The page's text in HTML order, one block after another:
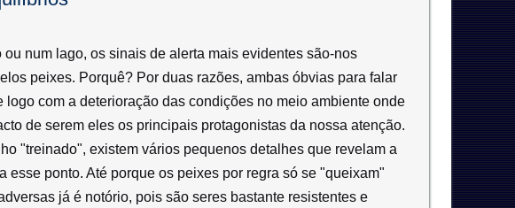
num lago, os sinais de alerta mais evidentes são-nos
peixes. Porquê? Por duas razões, ambas óbvias para falar
com a deterioração das condições no meio ambiente onde
de serem eles os principais protagonistas da nossa atenção.
"treinado", existem vários pequenos detalhes que revelam a
ponto. Até porque os peixes por regra só se "queixam"
já é notório, pois são seres bastante resistentes e